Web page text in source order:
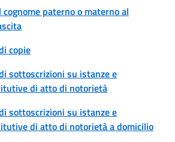
paterno o materno al
copie
sottoscrizioni su istanze e
di atto di notorietà
sottoscrizioni su istanze e
di atto di notorietà a domicilio